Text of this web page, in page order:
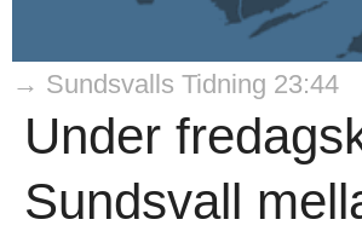
→ Sundsvalls Tidning 23:44
Under
Sundsvall